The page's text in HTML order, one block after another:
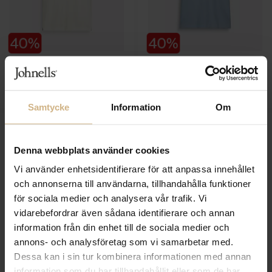
Samtycke Information Om
Denna webbplats använder cookies
Vi använder enhetsidentifierare för att anpassa innehållet
och annonserna till användarna, tillhandahålla funktioner
för sociala medier och analysera vår trafik. Vi
vidarebefordrar även sådana identifierare och annan
information från din enhet till de sociala medier och
annons- och analysföretag som vi samarbetar med.
Dessa kan i sin tur kombinera informationen med annan
Fleet Polo
SAIL RACING